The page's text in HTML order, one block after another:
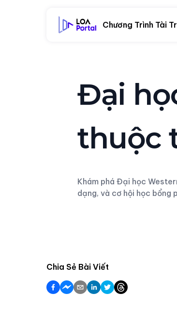
Chương Trình Tài
Đại
thuộc
Khám phá Đại học
dạng, và cơ hội học bổng
Chia Sẻ Bài Viết